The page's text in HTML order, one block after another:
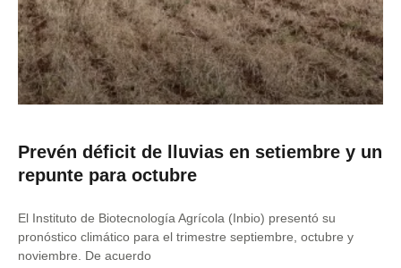
Prevén déficit de lluvias en setiembre y un
repunte para octubre
El Instituto de Biotecnología Agrícola (Inbio) presentó su
pronóstico climático para el trimestre septiembre, octubre y
noviembre. De acuerdo